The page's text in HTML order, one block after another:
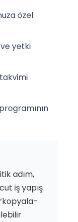
özel
yetki
adım,
iş yapış